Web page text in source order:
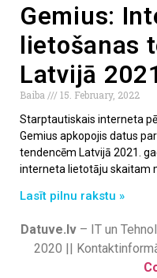
Gemius:
lietošanas
Latvijā
Baiba
15. February, 2022
Starptautiskais interneta
Gemius apkopojis datus
tendencēm Latvijā 2021.
interneta lietotāju skaitam
Lasīt pilnu rakstu »
Datuve.lv– IT un
2020 ||